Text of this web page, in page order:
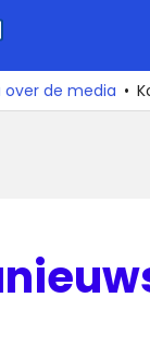
de media